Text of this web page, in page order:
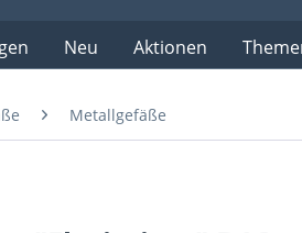
Neu Aktionen
Metallgefäße